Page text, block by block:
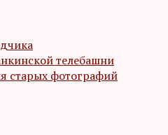
телебашни
старых фотографий